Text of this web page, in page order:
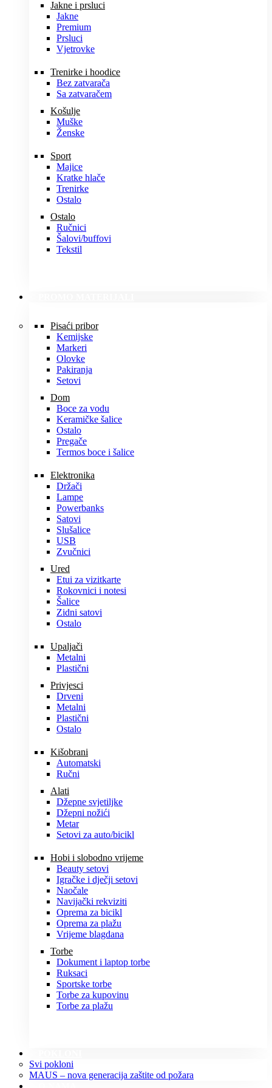
Jakne i prsluci
Jakne
Premium
Prsluci
Vjetrovke
Trenirke i hoodice
Bez zatvarača
Sa zatvaračem
Košulje
Muške
Ženske
Sport
Majice
Kratke hlače
Trenirke
Ostalo
Ostalo
Ručnici
Šalovi/buffovi
Tekstil
Pisaći pribor
Kemijske
Markeri
Olovke
Pakiranja
Setovi
Dom
Boce za vodu
Keramičke šalice
Ostalo
Pregače
Termos boce i šalice
Elektronika
Držači
Lampe
Powerbanks
Satovi
Slušalice
USB
Zvučnici
Ured
Etui za vizitkarte
Rokovnici i notesi
Šalice
Zidni satovi
Ostalo
Upaljači
Metalni
Plastični
Privjesci
Drveni
Metalni
Plastični
Ostalo
Kišobrani
Automatski
Ručni
Alati
Džepne svjetiljke
Džepni nožići
Metar
Setovi za auto/bicikl
Hobi i slobodno vrijeme
Beauty setovi
Igračke i dječji setovi
Naočale
Navijački rekviziti
Oprema za bicikl
Oprema za plažu
Vrijeme blagdana
Torbe
Dokument i laptop torbe
Ruksaci
Sportske torbe
Torbe za kupovinu
Torbe za plažu
Svi pokloni
MAUS – nova generacija zaštite od požara